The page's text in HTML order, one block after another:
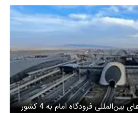
فرودگاه امام به 4 کشور